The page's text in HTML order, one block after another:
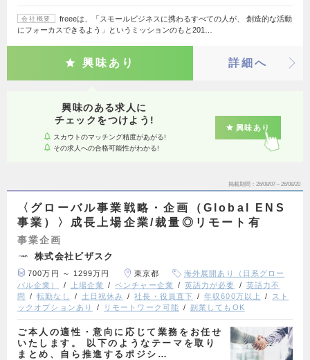
会社概要
freeeは、「スモールビジネスに携わるすべての人が、 創造的な活動
にフォーカスできるよう」というミッションのもと201…
興味あり 詳細へ
興味のある求人に
チェックをつけよう!
スカウトのマッチング精度があがる!
その求人への合格可能性がわかる!
興味あり
掲載期間 26/08/07～26/08/20
〈グローバル事業戦略・企画（Global ENS
事業）〉成長上場企業/裁量◎リモート有
事業企画
株式会社ビザスク
700万円 ～ 1299万円 東京都
海外展開あり（日系グロー
バル企業）
上場企業 ベンチャー企業 英語力が必要
英語力不
問
転勤なし 土日祝休み 社長・役員直下 年収600万以上
スト
ックオプションあり
リモートワーク可能 副業してもOK
ご本人の適性・意向に応じて業務をお任せ
いたします。 以下のようなテーマを取り
まとめ、自ら推進するポジシ…